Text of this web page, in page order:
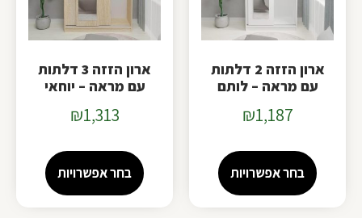
ארון הזזה 2 דלתות
עם מראה – לותם
₪1,187
בחר אפשרויות
ארון הזזה 3 דלתות
עם מראה – יוחאי
₪1,313
בחר אפשרויות